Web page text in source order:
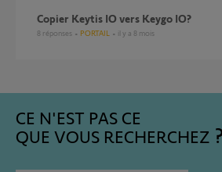
Copier Keytis IO vers Keygo IO?
8 réponses PORTAIL il y a 8 mois
CE N'EST PAS CE
QUE VOUS RECHERCHEZ